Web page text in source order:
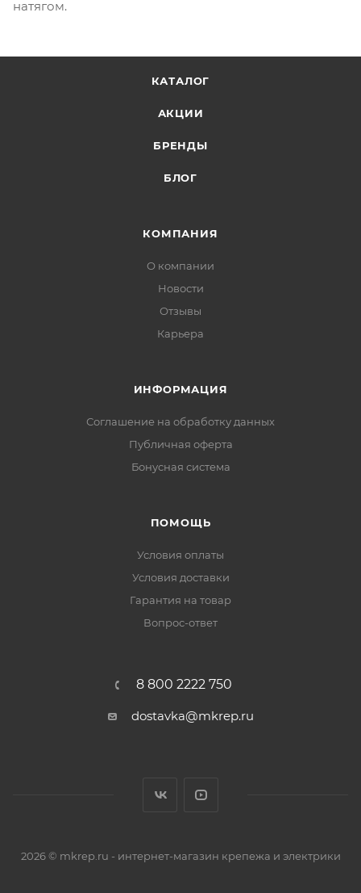
натягом.
КАТАЛОГ
АКЦИИ
БРЕНДЫ
БЛОГ
КОМПАНИЯ
О компании
Новости
Отзывы
Карьера
ИНФОРМАЦИЯ
Соглашение на обработку данных
Публичная оферта
Бонусная система
ПОМОЩЬ
Условия оплаты
Условия доставки
Гарантия на товар
Вопрос-ответ
8 800 2222 750
dostavka@mkrep.ru
2026 © mkrep.ru - интернет-магазин крепежа и электрики